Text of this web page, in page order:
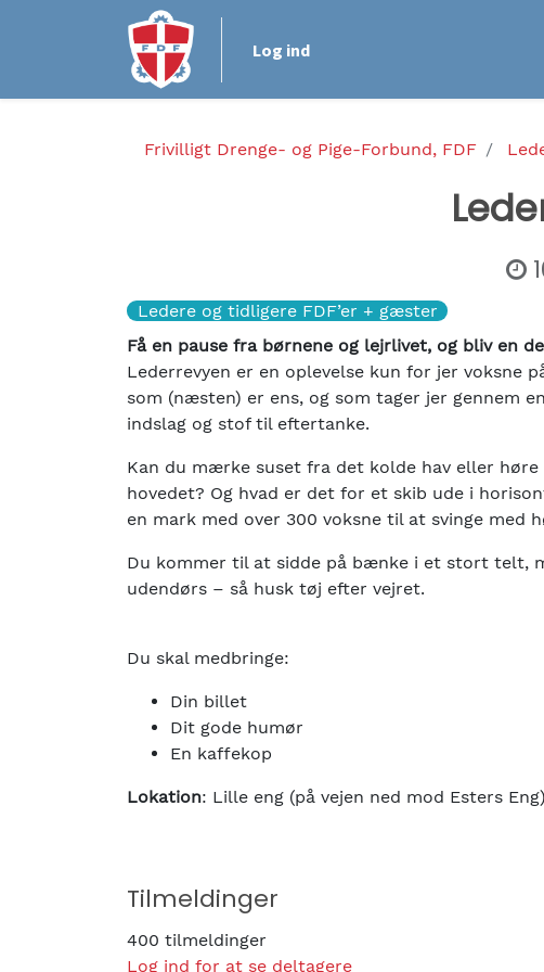
Log ind
Frivilligt Drenge- og Pige-Forbund, FDF
Ledere og tidligere FDF’er + gæster
Få en pause fra børnene og lejrlivet, og bliv en
Lederrevyen er en oplevelse kun for jer voksne
som (næsten) er ens, og som tager jer gennem
indslag og stof til eftertanke.
Kan du mærke suset fra det kolde hav eller
hovedet? Og hvad er det for et skib ude i
en mark med over 300 voksne til at svinge med
Du kommer til at sidde på bænke i et stort telt,
udendørs – så husk tøj efter vejret.
Du skal medbringe:
Din billet
Dit gode humør
En kaffekop
Lokation: Lille eng (på vejen ned mod Esters
Tilmeldinger
400 tilmeldinger
Log ind for at se deltagere